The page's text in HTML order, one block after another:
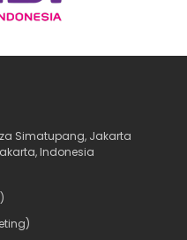
Simatupang, Jakarta
Indonesia